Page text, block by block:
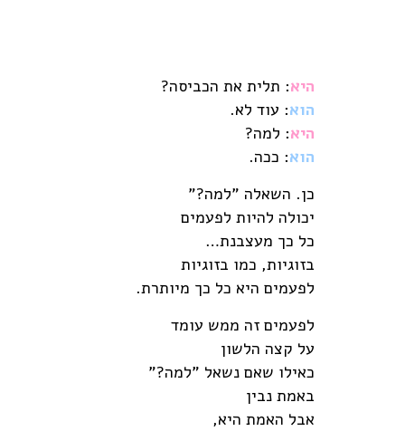
היא: תלית את הכביסה?
הוא: עוד לא.
היא: למה?
הוא: ככה.
כן. השאלה "למה?"
יכולה להיות לפעמים
כל כך מעצבנת…
בזוגיות, כמו בזוגיות
לפעמים היא כל כך מיותרת.
לפעמים זה ממש עומד
על קצה הלשון
כאילו שאם נשאל "למה?"
באמת נבין
אבל האמת היא,